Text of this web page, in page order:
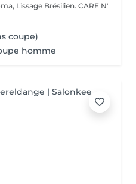
N'
coupe)
homme